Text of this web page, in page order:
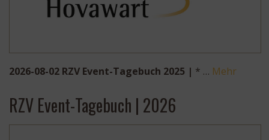
2026-08-02 RZV Event-Tagebuch 2025 | * … Mehr
RZV Event-Tagebuch | 2026